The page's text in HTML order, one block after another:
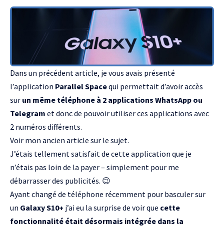
Dans un précédent article, je vous avais présenté
l’application Parallel Spacequi permettait d’avoir accès
sur un même téléphone à 2 applications WhatsApp ou
Telegram et donc de pouvoir utiliser ces applications avec
2 numéros différents.
Voir mon ancien article sur le sujet.
J’étais tellement satisfait de cette application que je
n’étais pas loin de la payer – simplement pour me
débarrasser des publicités. 😉
Ayant changé de téléphone récemment pour basculer sur
un Galaxy S10+ j’ai eu la surprise de voir que cette
fonctionnalité était désormais intégrée dans la